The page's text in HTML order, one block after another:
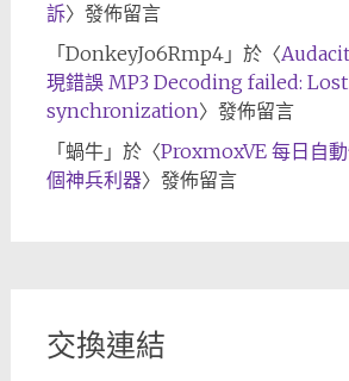
訴〉發佈留言
「 DonkeyJo6Rmp4」於〈
現錯誤 MP3 Decoding failed: Lost
synchronization〉發佈留言
「 蝸牛」於〈ProxmoxVE 每日自
個神兵利器〉發佈留言
交換連結